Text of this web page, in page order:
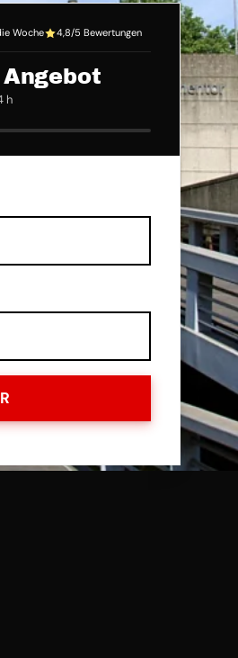
Woche 4,8/5 Bewertungen
h